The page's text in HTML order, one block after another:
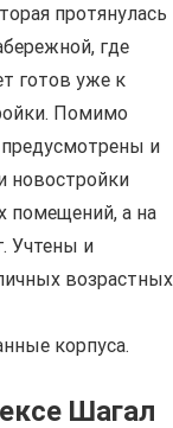
протянулась
где
готов уже к
Помимо
и
новостройки
помещений, а на
Учтены и
возрастных
корпуса.
Шагал